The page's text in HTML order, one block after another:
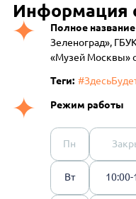
Информация
Полное
Зеленоград»,
«Музей Москвы»
Теги:
Режим работы
Пн
Вт 10:00-